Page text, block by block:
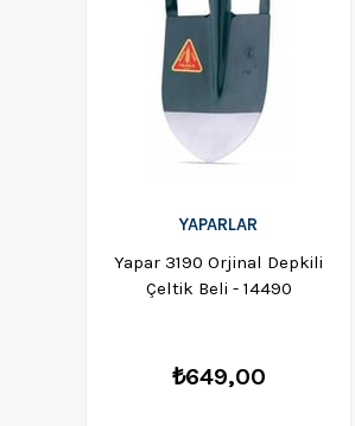
YAPARLAR
Yapar 3190 Orjinal Depkili
Çeltik Beli - 14490
₺649,00